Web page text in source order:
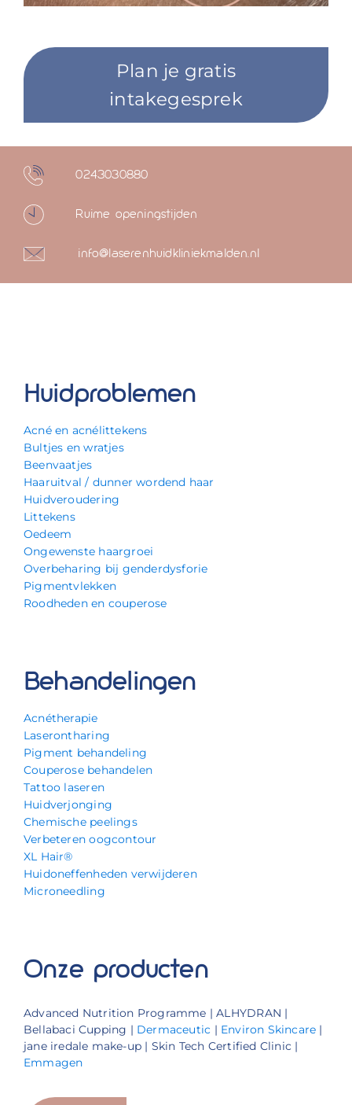
Plan je gratis
intakegesprek
0243030880
Ruime openingstijden
info@laserenhuidkliniekmalden.nl
Huidproblemen
Acné en acnélittekens
Bultjes en wratjes
Beenvaatjes
Haaruitval / dunner wordend haar
Huidveroudering
Littekens
Oedeem
Ongewenste haargroei
Overbeharing bij genderdysforie
Pigmentvlekken
Roodheden en couperose
Behandelingen
Acnétherapie
Laserontharing
Pigment behandeling
Couperose behandelen
Tattoo laseren
Huidverjonging
Chemische peelings
Verbeteren oogcontour
XL Hair®
Huidoneffenheden verwijderen
Microneedling
Onze producten
Advanced Nutrition Programme | ALHYDRAN |
Bellabaci Cupping | Dermaceutic | Environ Skincare |
jane iredale make-up | Skin Tech Certified Clinic |
Emmagen